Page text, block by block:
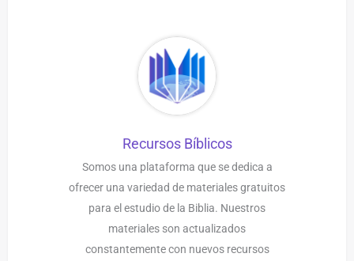
Recursos Bíblicos
Somos una plataforma que se dedica a
ofrecer una variedad de materiales gratuitos
para el estudio de la Biblia. Nuestros
materiales son actualizados
constantemente con nuevos recursos